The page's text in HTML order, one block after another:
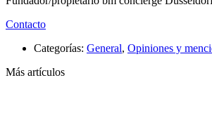
Contacto
Categorías: General, Opiniones y
Más artículos